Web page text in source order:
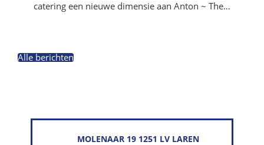
catering een nieuwe dimensie aan Anton ~ The…
Alle berichten
MOLENAAR 19 1251 LV LAREN